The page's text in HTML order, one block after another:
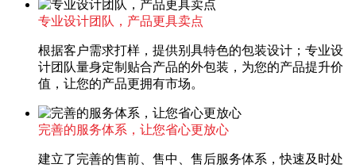
专业设计团队，产品更具卖点
根据客户需求打样，提供别具特色的包装设计；专业设
计团队量身定制贴合产品的外包装，为您的产品提升价
值，让您的产品更拥有市场。
完善的服务体系，让您省心更放心
建立了完善的售前、售中、售后服务体系，快速及时处